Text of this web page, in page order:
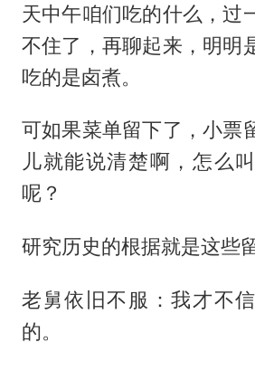
天中午咱们吃的什么，过
不住了，再聊起来，明明
吃的是卤煮。
可如果菜单留下了，小票
儿就能说清楚啊，怎么
呢？
研究历史的根据就是这些
老舅依旧不服：我才不
的。